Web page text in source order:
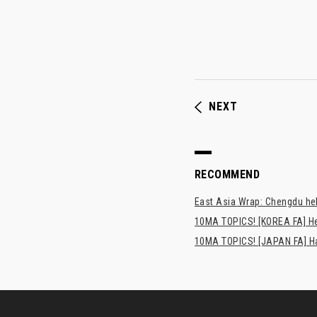
NEXT
RECOMMEND
East Asia Wrap: Chengdu
10MA TOPICS! [KOREA FA]
10MA TOPICS! [JAPAN